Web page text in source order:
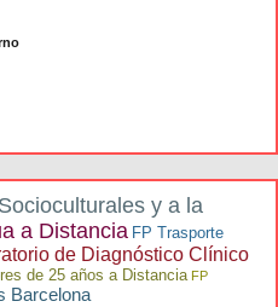
y a la
a Distancia FP Trasporte
de Diagnóstico Clínico
de 25 años a Distancia FP
Barcelona